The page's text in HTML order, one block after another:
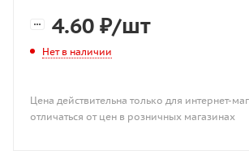
4.60 ₽/шт
Нет в наличии
Цена действительна только для интернет-
отличаться от цен в розничных магазинах